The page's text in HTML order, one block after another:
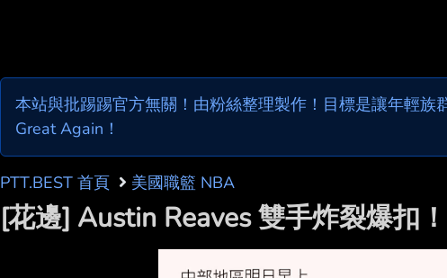
本站與批踢踢官方無關！由粉絲整理製作！目標是讓年輕族
Great Again！
PTT.BEST 首頁 美國職籃 NBA
[花邊] Austin Reaves 雙手炸裂爆扣！